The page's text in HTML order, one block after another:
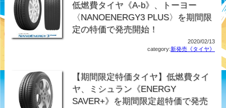
低燃費タイヤ《A-b》、トーヨー
〈NANOENERGY3 PLUS〉を期間限
定の特価で発売開始！
2020/02/13
category:新発売《タイヤ》
【期間限定特価タイヤ】低燃費タイ
ヤ、ミシュラン《ENERGY
SAVER+》を期間限定超特価で発売